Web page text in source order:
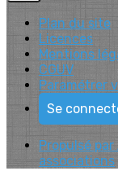
Plan du site
Licences
Mentions
CGUV
Paramétrer
Se
Propulsé
associations